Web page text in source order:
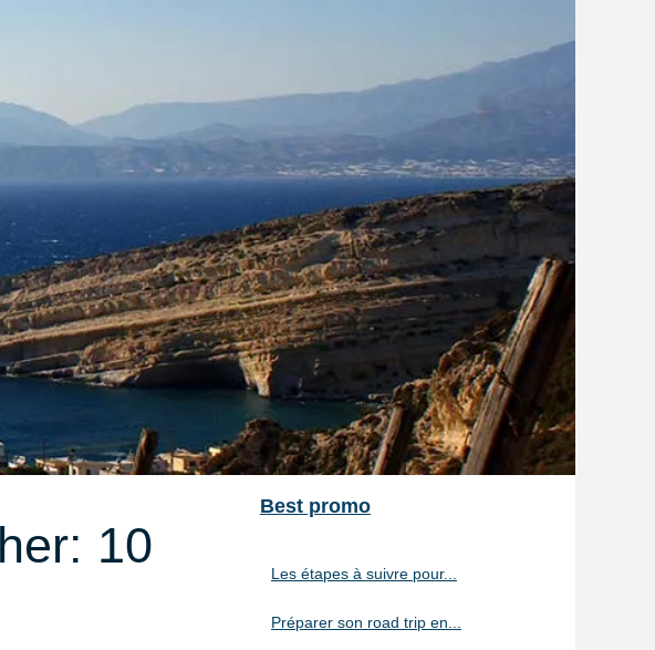
10
Best promo
Les étapes à suivre pour...
Préparer son road trip en...